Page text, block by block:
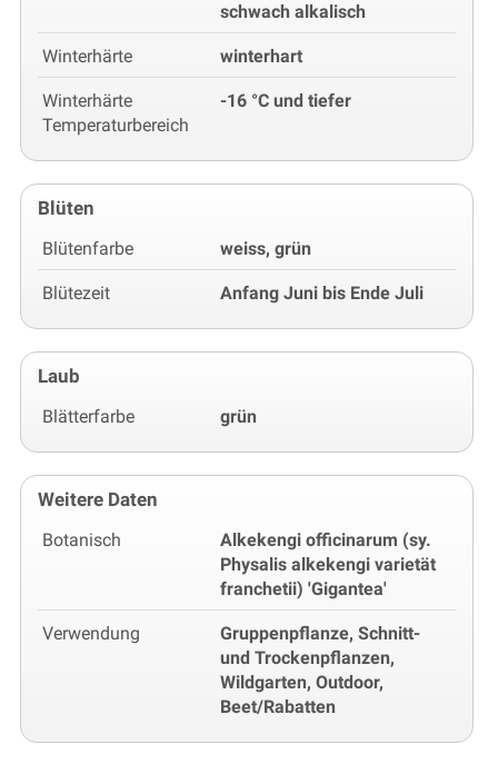
schwach alkalisch
Winterhärte winterhart
Winterhärte
Temperaturbereich
-16 °C und tiefer
Blüten
Blütenfarbe weiss, grün
Blütezeit Anfang Juni bis Ende Juli
Laub
Blätterfarbe grün
Weitere Daten
Botanisch
Alkekengi officinarum (sy.
Physalis alkekengi varietät
franchetii) 'Gigantea'
Verwendung
Gruppenpflanze, Schnitt-
und Trockenpflanzen,
Wildgarten, Outdoor,
Beet/Rabatten